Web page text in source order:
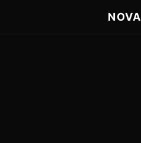
NOVA